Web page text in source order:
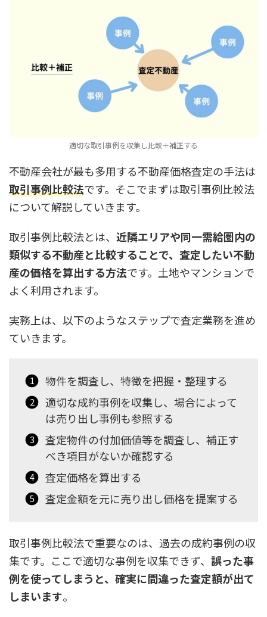
適切な取引事例を収集し比較＋補正する
不動産会社が最も多用する不動産価格査定の手法は
取引事例比較法です。そこでまずは取引事例比較法
について解説していきます。
取引事例比較法とは、 近隣エリアや同一需給圏内の
類似する不動産と比較することで、査定したい不動
産の価格を算出する方法です。土地やマンションで
よく利用されます。
実務上は、以下のようなステップで査定業務を進め
ていきます。
物件を調査し、特徴を把握・整理する
適切な成約事例を収集し、場合によって
は売り出し事例も参照する
査定物件の付加価値等を調査し、補正す
べき項目がないか確認する
査定価格を算出する
査定金額を元に売り出し価格を提案する
取引事例比較法で重要なのは、過去の成約事例の収
集です。ここで適切な事例を収集できず、 誤った事
例を使ってしまうと、確実に間違った査定額が出て
しまいます。